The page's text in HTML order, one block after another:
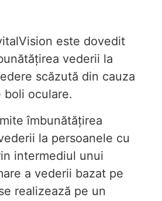
este dovedit
vederii la
scăzută din cauza
boli oculare.
îmbunătățirea
la persoanele cu
intermediul unui
a vederii bazat pe
realizează pe un